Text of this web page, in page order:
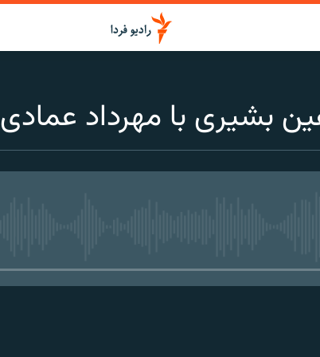
بشیری با مهرداد عمادی